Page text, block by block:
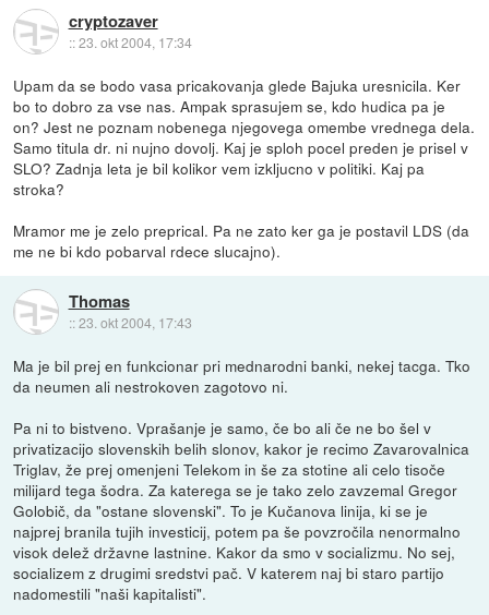
cryptozaver
::23. okt 2004, 17:34
Upam da se bodo vasa pricakovanja glede Bajuka uresnicila. Ker
bo to dobro za vse nas. Ampak sprasujem se, kdo hudica pa je
on? Jest ne poznam nobenega njegovega omembe vrednega dela.
Samo titula dr. ni nujno dovolj. Kaj je sploh pocel preden je prisel v
SLO? Zadnja leta je bil kolikor vem izkljucno v politiki. Kaj pa
stroka?
Mramor me je zelo preprical. Pa ne zato ker ga je postavil LDS (da
me ne bi kdo pobarval rdece slucajno).
Thomas
::23. okt 2004, 17:43
Ma je bil prej en funkcionar pri mednarodni banki, nekej tacga. Tko
da neumen ali nestrokoven zagotovo ni.
Pa ni to bistveno. Vprašanje je samo, če bo ali če ne bo šel v
privatizacijo slovenskih belih slonov, kakor je recimo Zavarovalnica
Triglav, že prej omenjeni Telekom in še za stotine ali celo tisoče
milijard tega šodra. Za katerega se je tako zelo zavzemal Gregor
Golobič, da "ostane slovenski". To je Kučanova linija, ki se je
najprej branila tujih investicij, potem pa še povzročila nenormalno
visok delež državne lastnine. Kakor da smo v socializmu. No sej,
socializem z drugimi sredstvi pač. V katerem naj bi staro partijo
nadomestili "naši kapitalisti".